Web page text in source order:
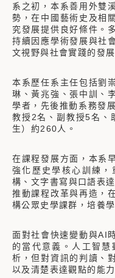
系之初，本系善用外雙
勢，在中國藝術史及相
究發展提供良好條件。
持續因應學術發展與社
文視野與社會實踐的發展
本系歷任系主任包括劉
琳、黃兆強、張中訓、
學者，先後推動系務發
教授2名、副教授5名、
生）約260人。
在課程發展方面，本系
強化歷史學核心訓練
構、文字書寫與口語表
推動課程改革與再造，
構公眾史學課群，培養
面對社會快速變動與AI
的當代意義。人工智
析，但對資訊的判讀、
以及清楚表達觀點的能